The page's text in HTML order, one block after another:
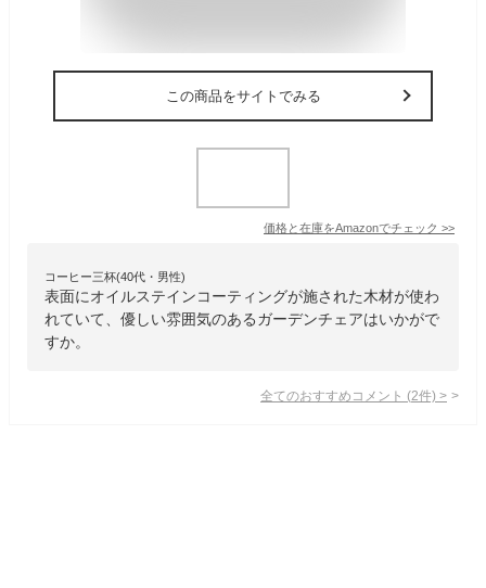
この商品をサイトでみる
価格と在庫をAmazonでチェック >>
コーヒー三杯(40代・男性)
表面にオイルステインコーティングが施された木材が使わ
れていて、優しい雰囲気のあるガーデンチェアはいかがで
すか。
全てのおすすめコメント (2件) >